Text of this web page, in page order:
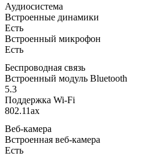
Аудиосистема
Встроенные динамики
Есть
Встроенный микрофон
Есть
Беспроводная связь
Встроенный модуль Bluetooth
5.3
Поддержка Wi-Fi
802.11ax
Веб-камера
Встроенная веб-камера
Есть